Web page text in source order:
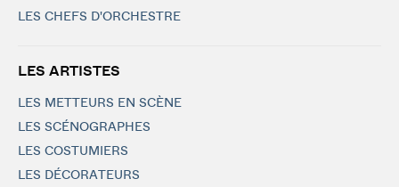
LES CHEFS D'ORCHESTRE
LES ARTISTES
LES METTEURS EN SCÈNE
LES SCÉNOGRAPHES
LES COSTUMIERS
LES DÉCORATEURS